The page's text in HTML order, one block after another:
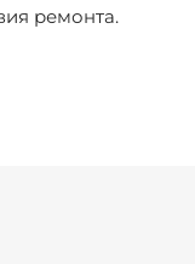
ремонта.